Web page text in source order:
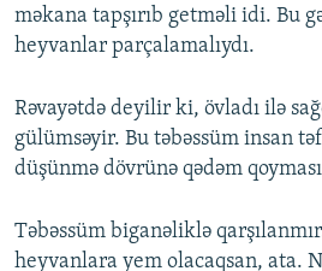
məkana tapşırıb getməli idi. Bu
heyvanlar parçalamalıydı.
Rəvayətdə deyilir ki, övladı ilə
gülümsəyir. Bu təbəssüm insan
düşünmə dövrünə qədəm
Təbəssüm biganəliklə
heyvanlara yem olacaqsan, ata.